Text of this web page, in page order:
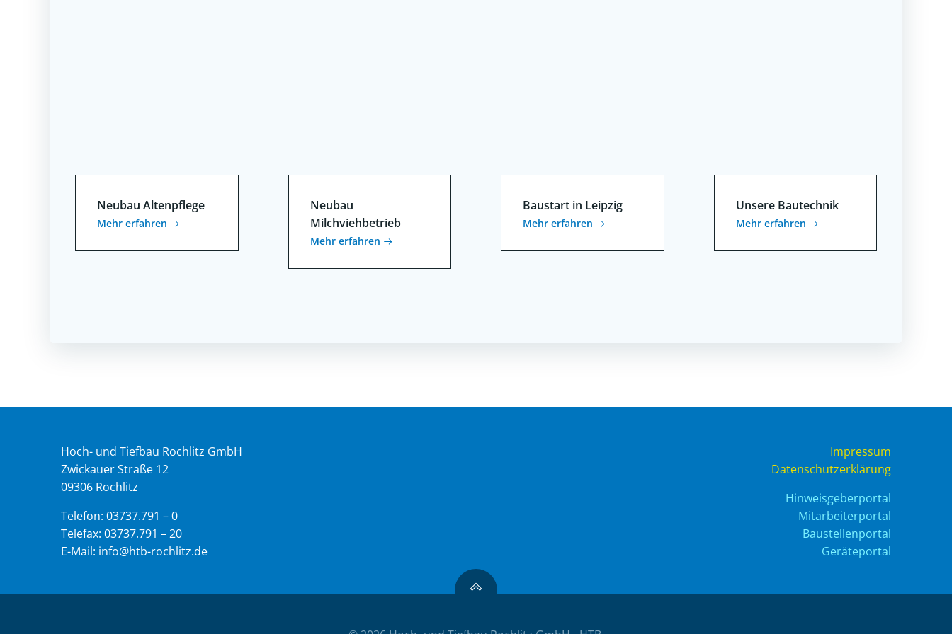
Neubau Altenpflege
Mehr erfahren
Neubau
Milchviehbetrieb
Mehr erfahren
Baustart in Leipzig
Mehr erfahren
Unsere Bautechnik
Mehr erfahren
Hoch- und Tiefbau Rochlitz GmbH
Zwickauer Straße 12
09306 Rochlitz
Telefon: 03737.791 – 0
Telefax: 03737.791 – 20
E-Mail: info@htb-rochlitz.de
Impressum
Datenschutzerklärung
Hinweisgeberportal
Mitarbeiterportal
Baustellenportal
Geräteportal